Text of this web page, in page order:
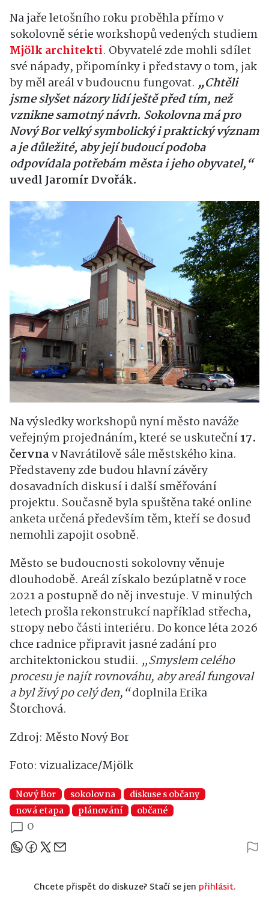
Na jaře letošního roku proběhla přímo v
sokolovně série workshopů vedených studiem
Mjölk architekti. Obyvatelé zde mohli sdílet
své nápady, připomínky i představy o tom, jak
by měl areál v budoucnu fungovat. „Chtěli
jsme slyšet názory lidí ještě před tím, než
vznikne samotný návrh. Sokolovna má pro
Nový Bor velký symbolický i praktický význam
a je důležité, aby její budoucí podoba
odpovídala potřebám města i jeho obyvatel,“
uvedlJaromír Dvořák.
Na výsledky workshopů nyní město naváže
veřejným projednáním, které se uskuteční17.
červnav Navrátilově sále městského kina.
Představeny zde budou hlavní závěry
dosavadních diskusí i další směřování
projektu. Současně byla spuštěna také online
anketa určená především těm, kteří se dosud
nemohli zapojit osobně.
Město se budoucnosti sokolovny věnuje
dlouhodobě. Areál získalo bezúplatně v roce
2021 a postupně do něj investuje. V minulých
letech prošla rekonstrukcí například střecha,
stropy nebo části interiéru. Do konce léta 2026
chce radnice připravit jasné zadání pro
architektonickou studii. „Smyslem celého
procesu je najít rovnováhu, aby areál fungoval
a byl živý po celý den,“doplnilaErika
Štorchová.
Zdroj: Město Nový Bor
Foto: vizualizace/Mjölk
Nový Bor sokolovna
diskuse s občany
nová etapa
plánování občané
0
Sdílejte článek
Chcete přispět do diskuze? Stačí se jen přihlásit.